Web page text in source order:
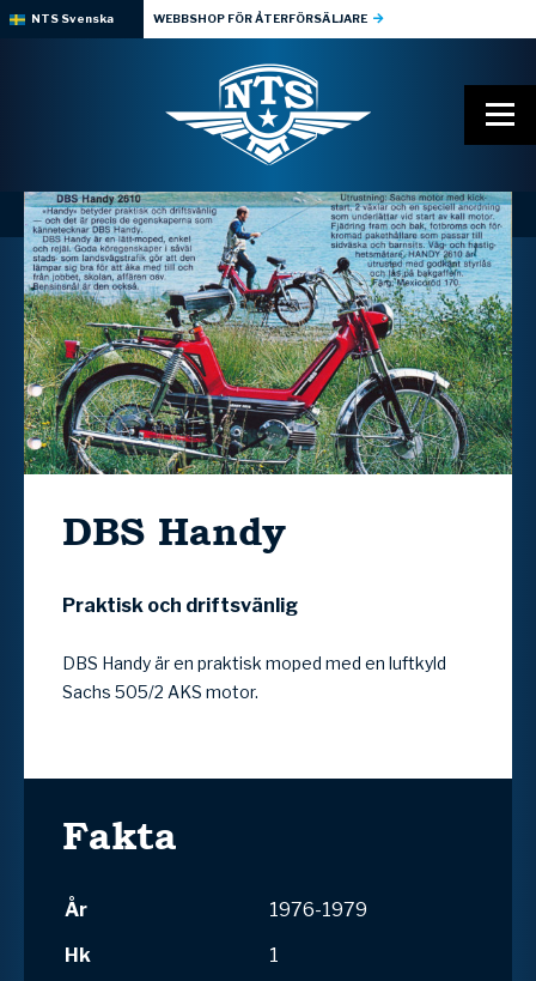
NTS Svenska WEBBSHOP FÖR ÅTERFÖRSÄLJARE
DBS Handy
Praktisk och driftsvänlig
DBS Handy är en praktisk moped med en luftkyld
Sachs 505/2 AKS motor.
Fakta
År
1976-1979
Hk
1